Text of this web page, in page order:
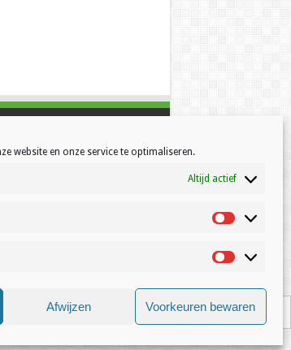
website en onze service te optimaliseren.
Altijd actief
Statistisch
Marketing
Afwijzen Voorkeuren bewaren